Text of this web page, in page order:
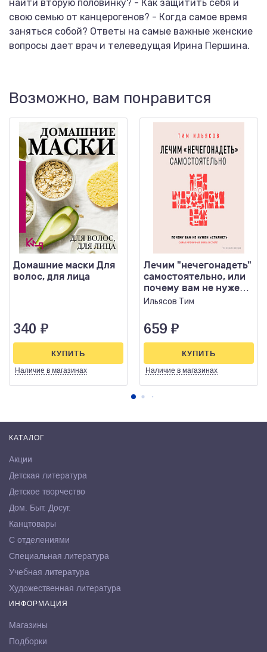
найти вторую половинку? - Как защитить себя и
свою семью от канцерогенов? - Когда самое время
заняться собой? Ответы на самые важные женские
вопросы дает врач и телеведущая Ирина Першина.
Возможно, вам понравится
Домашние маски Для
волос, для лица
340 ₽
Наличие в магазинах
КУПИТЬ
Лечим "нечегонадеть"
самостоятельно, или
почему вам не нужен
"стилист"
Ильясов Тим
659 ₽
Наличие в магазинах
КУПИТЬ
КАТАЛОГ
Акции
Детская литература
Детское творчество
Дом. Быт. Досуг.
Канцтовары
С отделениями
Специальная литература
Учебная литература
Художественная литература
ИНФОРМАЦИЯ
Магазины
Подборки